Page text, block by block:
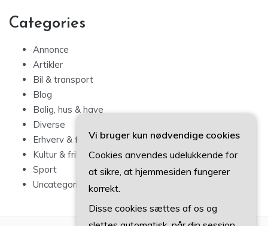
Categories
Annonce
Artikler
Bil & transport
Blog
Bolig, hus & have
Diverse
Erhverv & forbrug
Kultur & fritid
Sport
Uncategorized
Vi bruger kun nødvendige cookies
Cookies anvendes udelukkende for
at sikre, at hjemmesiden fungerer
korrekt.
Disse cookies sættes af os og